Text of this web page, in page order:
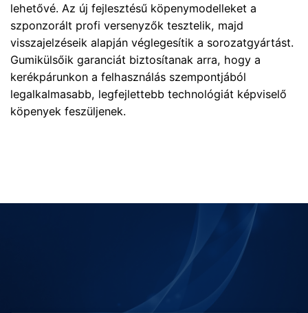
lehetővé. Az új fejlesztésű köpenymodelleket a
szponzorált profi versenyzők tesztelik, majd
visszajelzéseik alapján véglegesítik a sorozatgyártást.
Gumikülsőik garanciát biztosítanak arra, hogy a
kerékpárunkon a felhasználás szempontjából
legalkalmasabb, legfejlettebb technológiát képviselő
köpenyek feszüljenek.